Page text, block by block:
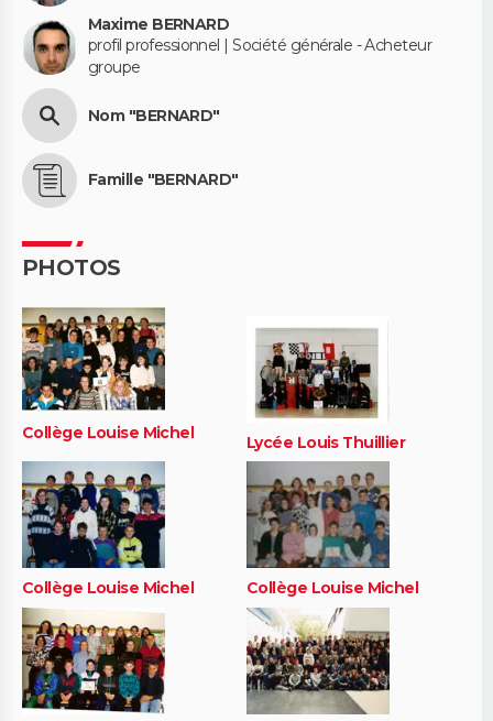
Maxime BERNARD
profil professionnel | Société générale - Acheteur
groupe
Nom "BERNARD"
Famille "BERNARD"
PHOTOS
Collège Louise Michel Lycée Louis Thuillier
Collège Louise Michel Collège Louise Michel